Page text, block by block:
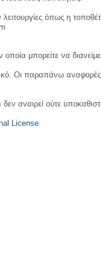
όπως η
μπορείτε να
Οι παραπάνω
αναιρεί ούτε
License.